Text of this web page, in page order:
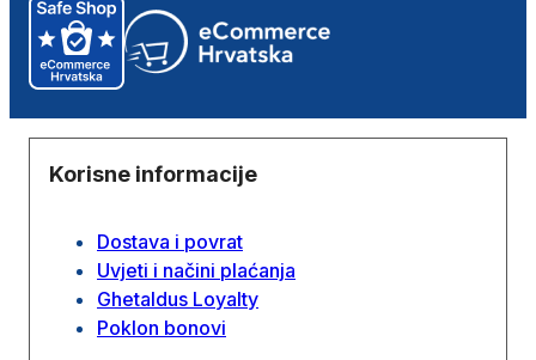
Korisne informacije
Dostava i povrat
Uvjeti i načini plaćanja
Ghetaldus Loyalty
Poklon bonovi